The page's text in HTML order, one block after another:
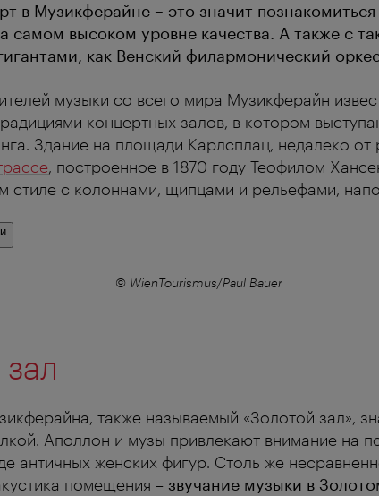
в Музикферайне – это значит
самом высоком уровне качества. А также с
как Венский филармонический
музыки со всего мира Музикферайн
концертных залов, в котором
Здание на площади Карлсплац, недалеко от
, построенное в 1870 году Теофилом
стиле с колоннами, щипцами и рельефами,
© WienTourismus/Paul Bauer
также называемый «Золотой зал»,
Аполлон и музы привлекают внимание на
античных женских фигур. Столь же
помещения – звучание музыки в